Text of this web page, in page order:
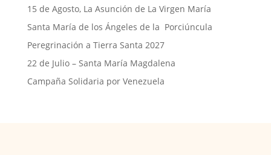
15 de Agosto, La Asunción de La Virgen María
Santa María de los Ángeles de la Porciúncula
Peregrinación a Tierra Santa 2027
22 de Julio – Santa María Magdalena
Campaña Solidaria por Venezuela